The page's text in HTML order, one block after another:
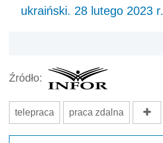
ukraiński. 28 lutego 2023 r.
Źródło:
telepraca praca zdalna